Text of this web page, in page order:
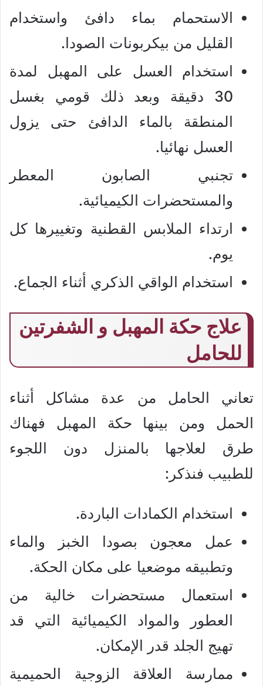
الاستحمام بماء دافئ واستخدام
القليل من بيكربونات الصودا.
استخدام العسل على المهبل لمدة
30 دقيقة وبعد ذلك قومي بغسل
المنطقة بالماء الدافئ حتى يزول
العسل نهائيا.
تجنبي الصابون المعطر
والمستحضرات الكيميائية.
ارتداء الملابس القطنية وتغييرها كل
يوم.
استخدام الواقي الذكري أثناء الجماع.
علاج حكة المهبل و الشفرتين
للحامل
تعاني الحامل من عدة مشاكل أثناء
الحمل ومن بينها حكة المهبل فهناك
طرق لعلاجها بالمنزل دون اللجوء
للطبيب فنذكر:
استخدام الكمادات الباردة.
عمل معجون بصودا الخبز والماء
وتطبيقه موضعيا على مكان الحكة.
استعمال مستحضرات خالية من
العطور والمواد الكيميائية التي قد
تهيج الجلد قدر الإمكان.
ممارسة العلاقة الزوجية الحميمية